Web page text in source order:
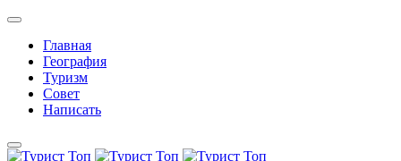
Главная
География
Туризм
Совет
Написать